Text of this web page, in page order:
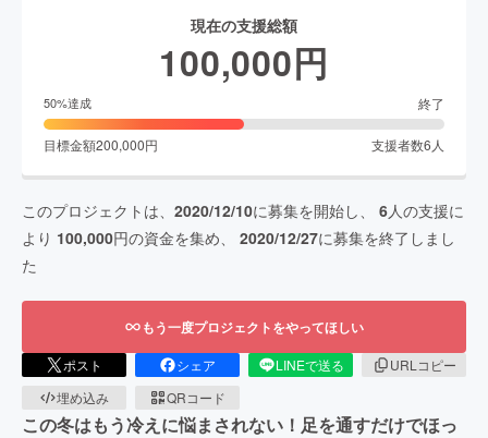
現在の支援総額
100,000円
50%達成 終了
目標金額200,000円 支援者数6 人
このプロジェクトは、 2020/12/10に募集を開始し、 6人の支援に
より 100,000円の資金を集め、 2020/12/27に募集を終了しまし
た
もう一度プロジェクトをやってほしい
ポスト シェア LINEで送る
URLコピー
埋め込み
QRコード
この冬はもう冷えに悩まされない！足を通すだけでほっ